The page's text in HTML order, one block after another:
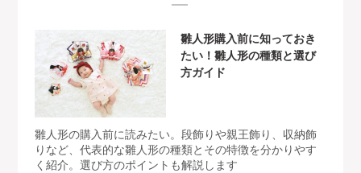
雛人形購入前に知っておき
たい！雛人形の種類と選び
方ガイド
雛人形の購入前に読みたい。段飾りや親王飾り、収納飾
りなど、代表的な雛人形の種類とその特徴を分かりやす
く紹介。選び方のポイントも解説します